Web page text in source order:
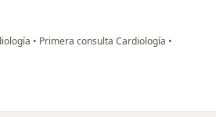
• Primera consulta Cardiología •